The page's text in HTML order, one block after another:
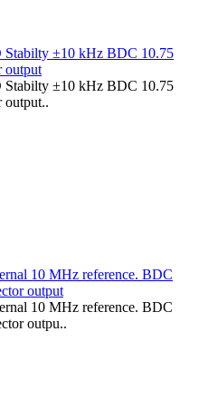
Stabilty ±10 kHz BDC 10.75
output
Stabilty ±10 kHz BDC 10.75
output..
10 MHz reference. BDC
output
10 MHz reference. BDC
outpu..